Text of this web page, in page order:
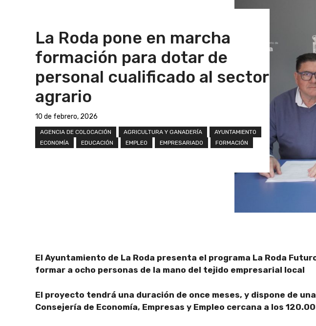
La Roda pone en marcha
formación para dotar de
personal cualificado al sector
agrario
10 de febrero, 2026
AGENCIA DE COLOCACIÓN AGRICULTURA Y GANADERÍA
AYUNTAMIENTO
ECONOMÍA
EDUCACIÓN EMPLEO EMPRESARIADO FORMACIÓN
El Ayuntamiento de La Roda presenta el programa La Roda
formar a ocho personas de la mano del tejido empresarial local
El proyecto tendrá una duración de once meses, y dispone de
Consejería de Economía, Empresas y Empleo cercana a los